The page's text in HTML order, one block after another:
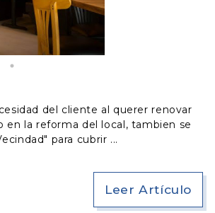
del cliente al querer renovar
en la reforma del local, tambien se
para cubrir
Leer Artículo